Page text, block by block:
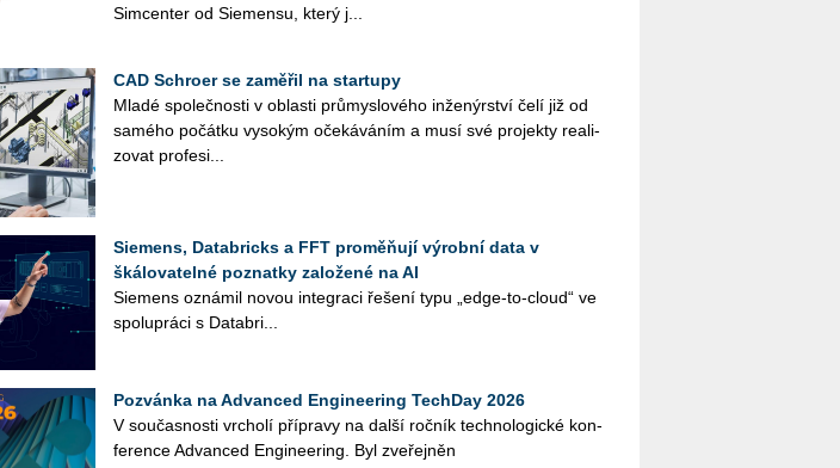
Sim­cen­ter od Sie­men­su, který j...
CAD Schroer se zaměřil na startupy
Mladé spo­leč­nos­ti v ob­las­ti prů­mys­lo­vé­ho in­že­nýr­ství čelí již od
sa­mé­ho po­čát­ku vy­so­kým oče­ká­vá­ním a musí své pro­jek­ty re­a­li­
zo­vat pro­fe­si­...
Siemens, Databricks a FFT proměňují výrobní data v
škálovatelné poznatky založené na AI
Sie­mens ozná­mil novou in­te­gra­ci ře­še­ní typu „edge-to-cloud“ ve
spo­lu­prá­ci s Da­ta­b­ri...
Pozvánka na Advanced Engineering TechDay 2026
V sou­čas­nos­ti vr­cho­lí pří­pra­vy na další roč­ník tech­no­lo­gic­ké kon­
fe­ren­ce Advan­ced En­gi­nee­ring. Byl zve­řej­něn